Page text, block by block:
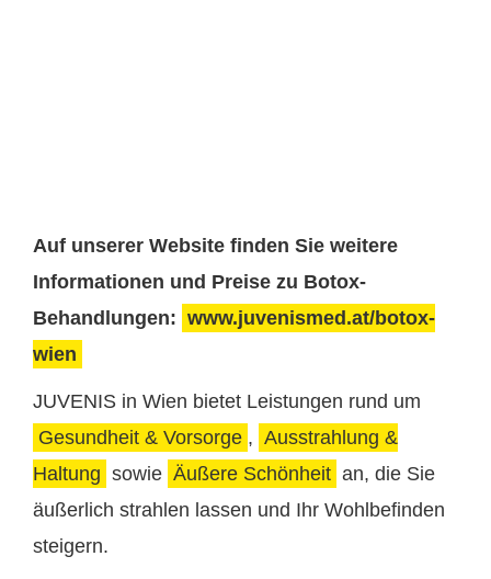
Auf unserer Website finden Sie weitere
Informationen und Preise zu Botox-
Behandlungen: www.juvenismed.at/botox-
wien
JUVENIS in Wien bietet Leistungen rund um
Gesundheit & Vorsorge , Ausstrahlung &
Haltung sowie Äußere Schönheit an, die Sie
äußerlich strahlen lassen und Ihr Wohlbefinden
steigern.